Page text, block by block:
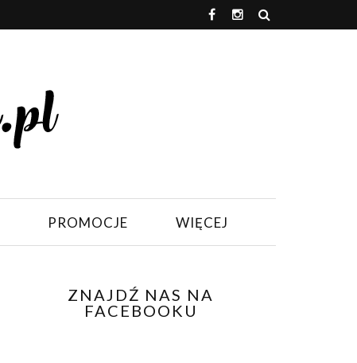
PROMOCJE WIĘCEJ
ZNAJDŹ NAS NA
FACEBOOKU